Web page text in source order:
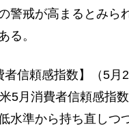
警戒が高まるとみら
る。
者信頼感指数】（5月
5月消費者信頼感指
水準から持ち直しつ